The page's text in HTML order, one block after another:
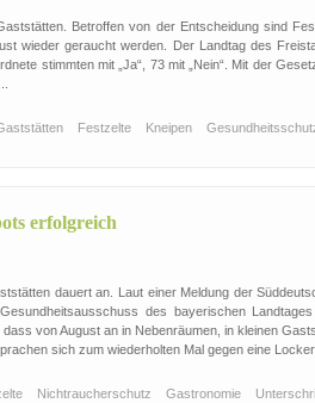
Betroffen von der Entscheidung sind
wieder geraucht werden. Der Landtag des
stimmten mit „Ja“, 73 mit „Nein“. Mit der
Festzelte Kneipen
erfolgreich
dauert an. Laut einer Meldung der
des bayerischen Landtages
von August an in Nebenräumen, in kleinen
sich zum wiederholten Mal gegen eine
Nichtraucherschutz Gastronomie